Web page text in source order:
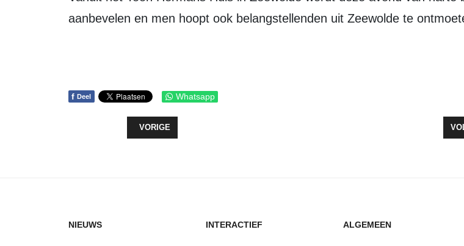
aanbevelen en men hoopt ook belangstellenden uit Zeewolde te
f Deel Whatsapp
VORIG ARTIKEL: PLATTELANDSONTWIKKELINGSPROGRAMMA 2014-2020; VIJFDE
VORIGE
NIEUWS INTERACTIEF ALGEMEEN